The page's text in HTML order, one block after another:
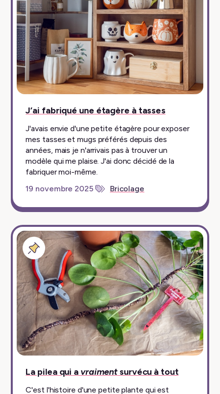
épinglé
J’ai fabriqué une étagère à tasses
J'avais envie d'une petite étagère pour exposer
mes tasses et mugs préférés depuis des
années, mais je n'arrivais pas à trouver un
modèle qui me plaise. J'ai donc décidé de la
fabriquer moi-même.
19 novembre 2025
Bricolage
Billet
épinglé
La pilea qui a vraimentsurvécu à tout
C'est l'histoire d'une petite plante qui est